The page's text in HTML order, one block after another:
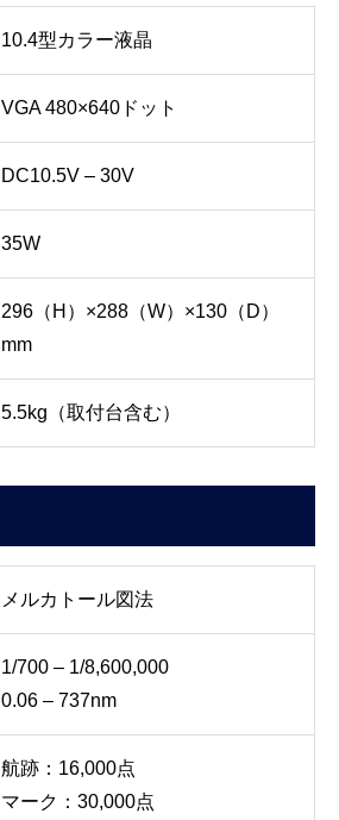
10.4型カラー液晶
VGA 480×640ドット
DC10.5V – 30V
35W
296（H）×288（W）×130（D）
mm
5.5kg（取付台含む）
メルカトール図法
1/700 – 1/8,600,000
0.06 – 737nm
航跡：16,000点
マーク：30,000点